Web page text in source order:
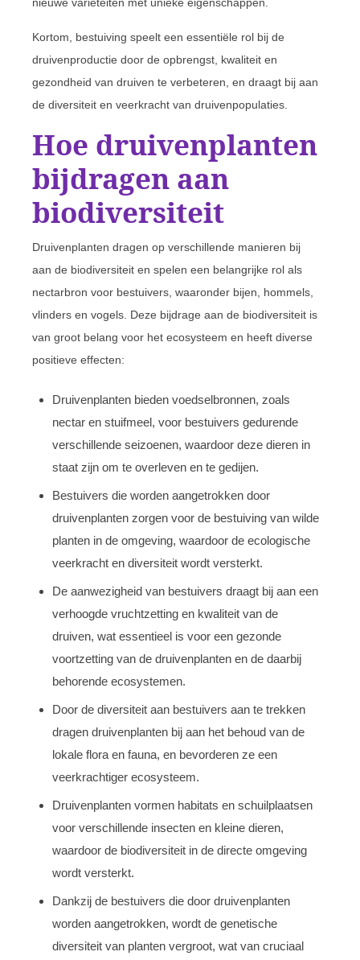
Kortom, bestuiving speelt een essentiële rol bij de
druivenproductie door de opbrengst, kwaliteit en
gezondheid van druiven te verbeteren, en draagt bij aan
de diversiteit en veerkracht van druivenpopulaties.
Hoe druivenplanten
bijdragen aan
biodiversiteit
Druivenplanten dragen op verschillende manieren bij
aan de biodiversiteit en spelen een belangrijke rol als
nectarbron voor bestuivers, waaronder bijen, hommels,
vlinders en vogels. Deze bijdrage aan de biodiversiteit is
van groot belang voor het ecosysteem en heeft diverse
positieve effecten:
Druivenplanten bieden voedselbronnen, zoals
nectar en stuifmeel, voor bestuivers gedurende
verschillende seizoenen, waardoor deze dieren in
staat zijn om te overleven en te gedijen.
Bestuivers die worden aangetrokken door
druivenplanten zorgen voor de bestuiving van wilde
planten in de omgeving, waardoor de ecologische
veerkracht en diversiteit wordt versterkt.
De aanwezigheid van bestuivers draagt bij aan een
verhoogde vruchtzetting en kwaliteit van de
druiven, wat essentieel is voor een gezonde
voortzetting van de druivenplanten en de daarbij
behorende ecosystemen.
Door de diversiteit aan bestuivers aan te trekken
dragen druivenplanten bij aan het behoud van de
lokale flora en fauna, en bevorderen ze een
veerkrachtiger ecosysteem.
Druivenplanten vormen habitats en schuilplaatsen
voor verschillende insecten en kleine dieren,
waardoor de biodiversiteit in de directe omgeving
wordt versterkt.
Dankzij de bestuivers die door druivenplanten
worden aangetrokken, wordt de genetische
diversiteit van planten vergroot, wat van cruciaal